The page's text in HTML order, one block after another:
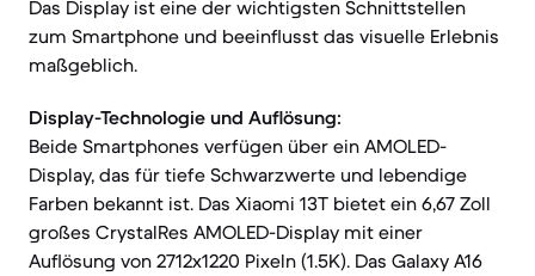
Das Display ist eine der wichtigsten Schnittstellen
zum Smartphone und beeinflusst das visuelle Erlebnis
maßgeblich.
Display-Technologie und Auflösung:
Beide Smartphones verfügen über ein AMOLED-
Display, das für tiefe Schwarzwerte und lebendige
Farben bekannt ist. Das Xiaomi 13T bietet ein 6,67 Zoll
großes CrystalRes AMOLED-Display mit einer
Auflösung von 2712x1220 Pixeln (1.5K). Das Galaxy A16